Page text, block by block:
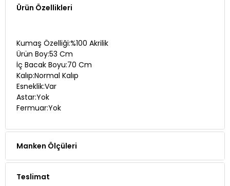
Ürün Özellikleri
Kumaş Özelliği:%100 Akrilik
Ürün Boy:53 Cm
İç Bacak Boyu:70 Cm
Kalıp:Normal Kalıp
Esneklik:Var
Astar:Yok
Fermuar:Yok
Manken Ölçüleri
Teslimat